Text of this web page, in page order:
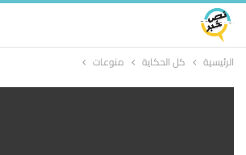
الرئيسية كل الحكاية منوعات